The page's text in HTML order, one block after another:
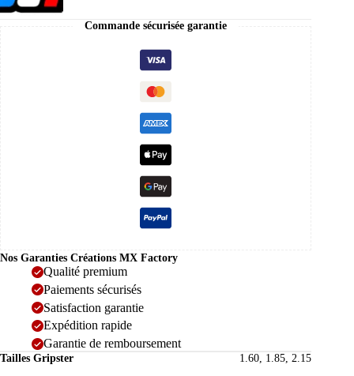
Commande sécurisée garantie
Nos Garanties Créations MX Factory
Qualité premium
Paiements sécurisés
Satisfaction garantie
Expédition rapide
Garantie de remboursement
Tailles Gripster 1.60, 1.85, 2.15